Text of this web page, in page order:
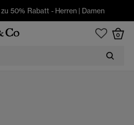
50% Rabatt - Herren | Damen
0